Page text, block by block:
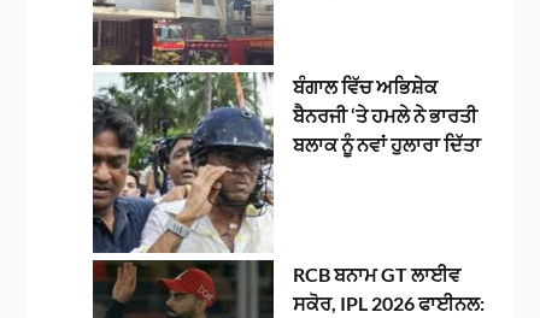
ਬੰਗਾਲ ਵਿੱਚ ਅਭਿਸ਼ੇਕ
ਬੈਨਰਜੀ ‘ਤੇ ਹਮਲੇ ਨੇ ਭਾਰਤੀ
ਬਲਾਕ ਨੂੰ ਨਵਾਂ ਹੁਲਾਰਾ ਦਿੱਤਾ
RCB ਬਨਾਮ GT ਲਾਈਵ
ਸਕੋਰ, IPL 2026 ਫਾਈਨਲ: